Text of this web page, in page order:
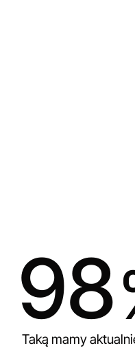
Taką mamy
98